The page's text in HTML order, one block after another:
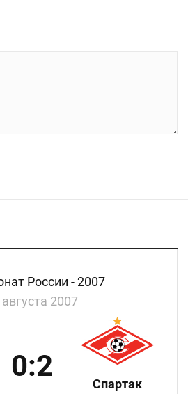
России - 2007
2007
0:2
Спартак